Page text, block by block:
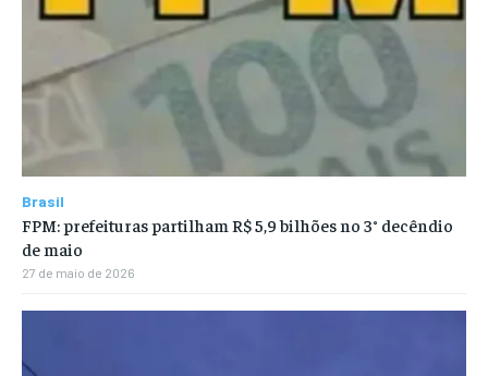
Brasil
FPM: prefeituras partilham R$ 5,9 bilhões no 3° decêndio
de maio
27 de maio de 2026